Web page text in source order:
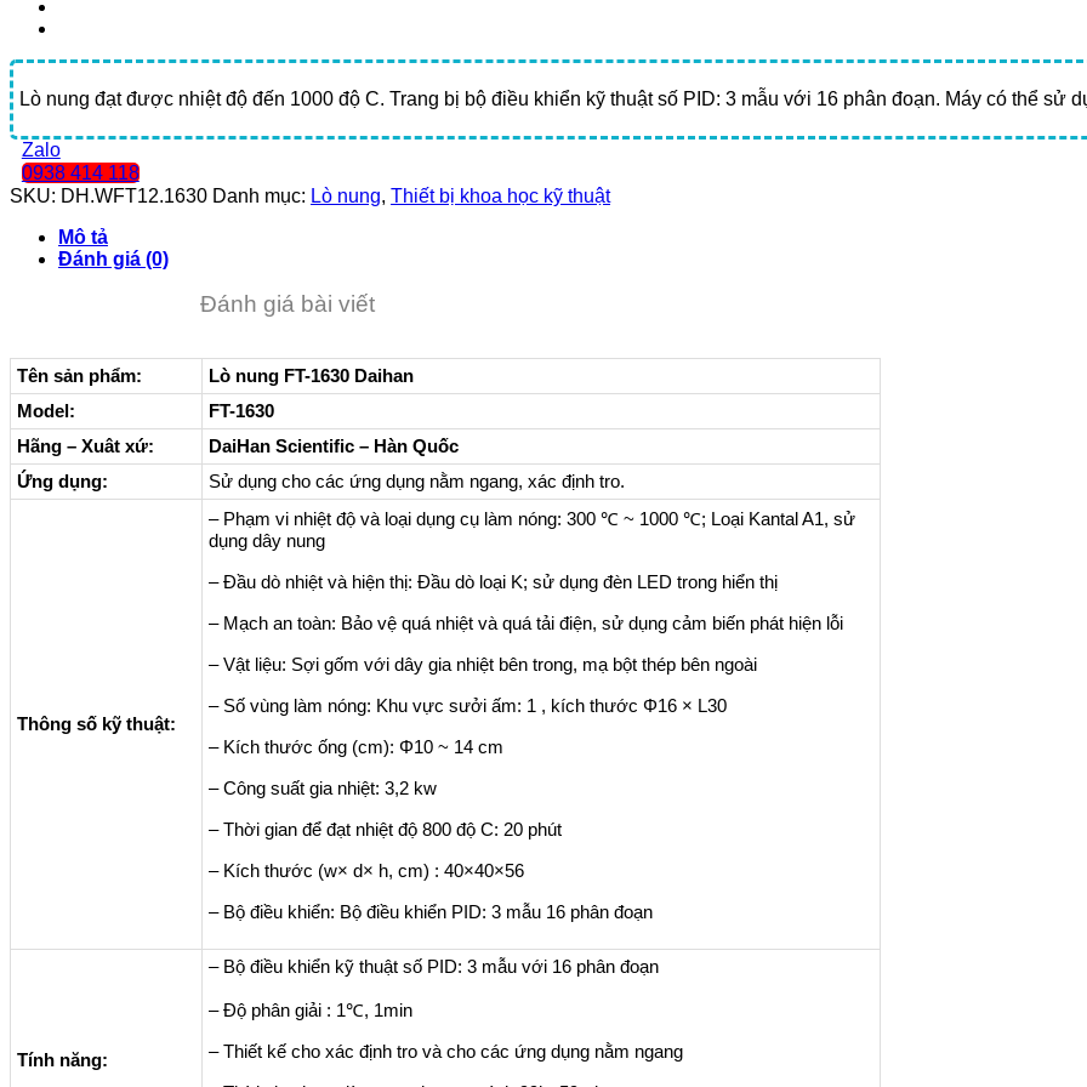
Lò nung đạt được nhiệt độ đến 1000 độ C. Trang bị bộ điều khiển kỹ thuật số PID: 3 mẫu với 16 phân đoạn. Máy có thể sử
Zalo
0938 414 118
SKU: DH.WFT12.1630 Danh mục: Lò nung, Thiết bị khoa học kỹ thuật
Mô tả
Đánh giá (0)
Đánh giá bài viết
Tên sản phẩm:
Lò nung FT-1630 Daihan
Model:
FT-1630
Hãng – Xuât xứ:
DaiHan Scientific – Hàn Quốc
Ứng dụng:
Sử dụng cho các ứng dụng nằm ngang, xác định tro.
Thông số kỹ thuật:
– Phạm vi nhiệt độ và loại dụng cụ làm nóng: 300 ℃ ~ 1000 ℃; Loại Kantal A1, sử
dụng dây nung
– Đầu dò nhiệt và hiện thị: Đầu dò loại K; sử dụng đèn LED trong hiển thị
– Mạch an toàn: Bảo vệ quá nhiệt và quá tải điện, sử dụng cảm biến phát hiện lỗi
– Vật liệu: Sợi gốm với dây gia nhiệt bên trong, mạ bột thép bên ngoài
– Số vùng làm nóng: Khu vực sưởi ấm: 1 , kích thước Φ16 × L30
– Kích thước ống (cm): Φ10 ~ 14 cm
– Công suất gia nhiệt: 3,2 kw
– Thời gian để đạt nhiệt độ 800 độ C: 20 phút
– Kích thước (w× d× h, cm) : 40×40×56
– Bộ điều khiển: Bộ điều khiển PID: 3 mẫu 16 phân đoạn
Tính năng:
– Bộ điều khiển kỹ thuật số PID: 3 mẫu với 16 phân đoạn
– Độ phân giải : 1℃, 1min
– Thiết kế cho xác định tro và cho các ứng dụng nằm ngang